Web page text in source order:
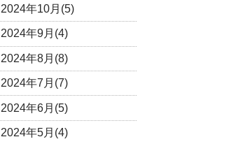
2024年10月(5)
2024年9月(4)
2024年8月(8)
2024年7月(7)
2024年6月(5)
2024年5月(4)